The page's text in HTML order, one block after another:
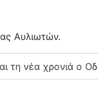
Αυλιωτών.
τη νέα χρονιά ο